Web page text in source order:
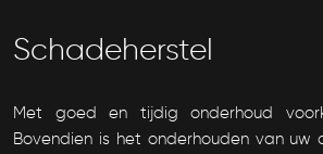
Schadeherstel
Met goed en tijdig onderhoud
Bovendien is het onderhouden van uw